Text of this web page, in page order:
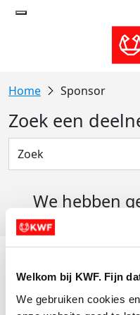
Welkom bij KWF. Fijn
We gebruiken cookies
Sponsor
Zoek een
We hebben
Actiematerialen
Evenementen